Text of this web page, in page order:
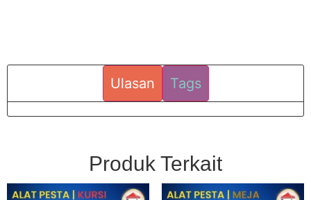
Ulasan Tags
Produk Terkait